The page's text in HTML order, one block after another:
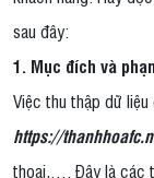
sau đây:
1. Mục đích và
Việc thu thập dữ
https://
thoại,…. Đây là các